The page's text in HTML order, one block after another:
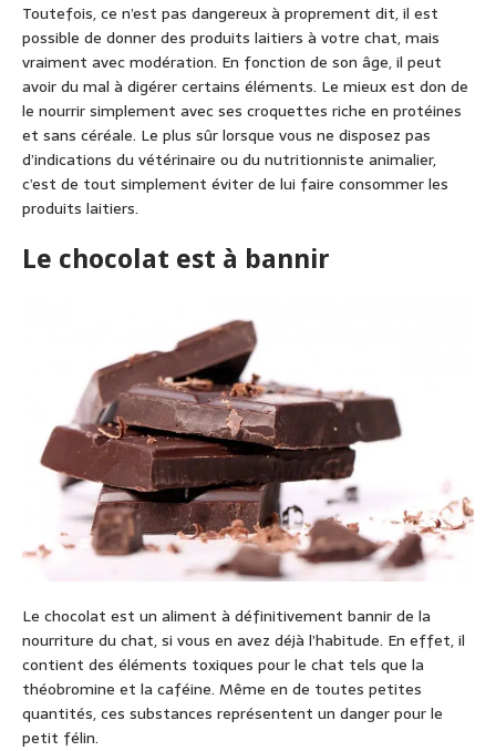
Toutefois, ce n’est pas dangereux à proprement dit, il est
possible de donner des produits laitiers à votre chat, mais
vraiment avec modération. En fonction de son âge, il peut
avoir du mal à digérer certains éléments. Le mieux est don de
le nourrir simplement avec ses croquettes riche en protéines
et sans céréale. Le plus sûr lorsque vous ne disposez pas
d’indications du vétérinaire ou du nutritionniste animalier,
c’est de tout simplement éviter de lui faire consommer les
produits laitiers.
Le chocolat est à bannir
Le chocolat est un aliment à définitivement bannir de la
nourriture du chat, si vous en avez déjà l’habitude. En effet, il
contient des éléments toxiques pour le chat tels que la
théobromine et la caféine. Même en de toutes petites
quantités, ces substances représentent un danger pour le
petit félin.